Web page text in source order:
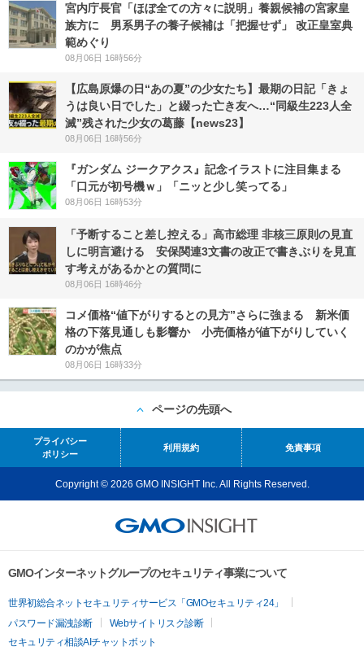
宮内庁長官「ほぼ全ての方々に説明」養親候補の宮家皇
族方に 男系男子の養子候補は「把握せず」 改正皇室典
範めぐり
08月06日 16時56分
【広島原爆の日“あの夏”の少女たち】最期の日記「きょ
うは良い日でした」と綴った亡き友へ…“同級生223人全
滅”残された少女の葛藤【news23】
08月06日 16時56分
『ガンダム ジークアクス』記念イラストに注目集まる
「口元が初号機ｗ」「ニッと少し笑ってる」
08月06日 16時53分
「予断すること差し控える」高市総理 非核三原則の見直
しに明言避ける 安保関連3文書の改正で書きぶりを見直
す考えがあるかとの質問に
08月06日 16時46分
コメ価格“値下がりするとの見方”さらに強まる 新米価
格の下落見通しも影響か 小売価格が値下がりしていく
のかが焦点
08月06日 16時33分
ページの先頭へ
プライバシー
ポリシー
利用規約 免責事項
Copyright © 2026 GMO INSIGHT Inc. All Rights Reserved.
GMOインターネットグループのセキュリティ事業について
世界初総合ネットセキュリティサービス「GMOセキュリティ24」
パスワード漏洩診断
Webサイトリスク診断
セキュリティ相談AIチャットボット